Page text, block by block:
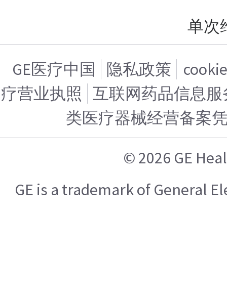
单次
GE医疗中国 隐私政策
疗营业执照 互联网药品信息服
类医疗器械经营备案
© 2026 GE
GE is a trademark of General